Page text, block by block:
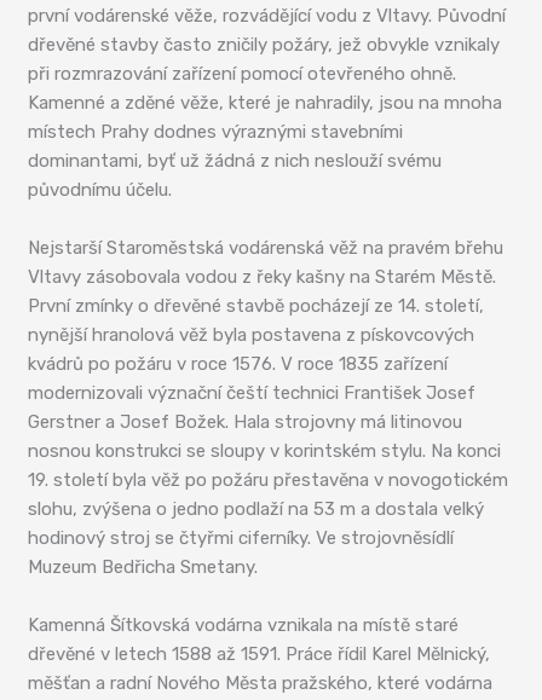
první vodárenské věže, rozvádějící vodu z Vltavy. Původní
dřevěné stavby často zničily požáry, jež obvykle vznikaly
při rozmrazování zařízení pomocí otevřeného ohně.
Kamenné a zděné věže, které je nahradily, jsou na mnoha
místech Prahy dodnes výraznými stavebními
dominantami, byť už žádná z nich neslouží svému
původnímu účelu.
Nejstarší Staroměstská vodárenská věž na pravém břehu
Vltavy zásobovala vodou z řeky kašny na Starém Městě.
První zmínky o dřevěné stavbě pocházejí ze 14. století,
nynější hranolová věž byla postavena z pískovcových
kvádrů po požáru v roce 1576. V roce 1835 zařízení
modernizovali význační čeští technici František Josef
Gerstner a Josef Božek. Hala strojovny má litinovou
nosnou konstrukci se sloupy v korintském stylu. Na konci
19. století byla věž po požáru přestavěna v novogotickém
slohu, zvýšena o jedno podlaží na 53 m a dostala velký
hodinový stroj se čtyřmi ciferníky. Ve strojovněsídlí
Muzeum Bedřicha Smetany.
Kamenná Šítkovská vodárna vznikala na místě staré
dřevěné v letech 1588 až 1591. Práce řídil Karel Mělnický,
měšťan a radní Nového Města pražského, které vodárna